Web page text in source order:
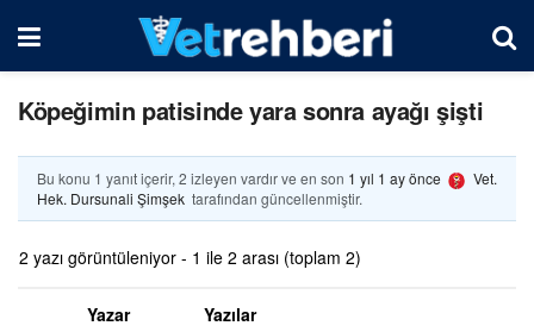
Köpeğimin patisinde yara sonra ayağı şişti
Bu konu 1 yanıt içerir, 2 izleyen vardır ve en son 1 yıl 1 ay önce
Vet.
Hek. Dursunali Şimşek tarafından güncellenmiştir.
2 yazı görüntüleniyor - 1 ile 2 arası (toplam 2)
Yazar
Yazılar